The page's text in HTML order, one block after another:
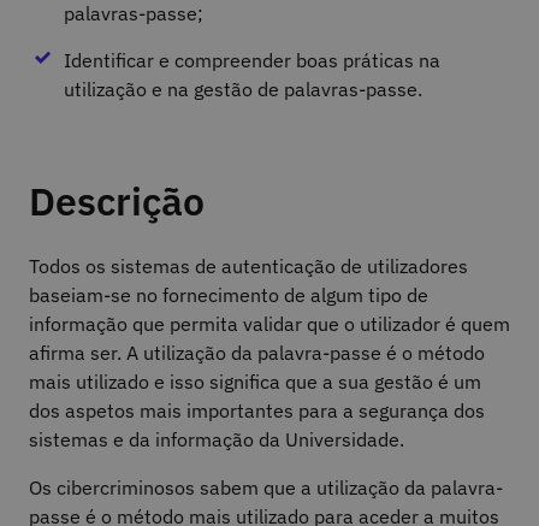
palavras-passe;
Identificar e compreender boas práticas na
utilização e na gestão de palavras-passe.
Descrição
Todos os sistemas de autenticação de utilizadores
baseiam-se no fornecimento de algum tipo de
informação que permita validar que o utilizador é quem
afirma ser. A utilização da palavra-passe é o método
mais utilizado e isso significa que a sua gestão é um
dos aspetos mais importantes para a segurança dos
sistemas e da informação da Universidade.
Os cibercriminosos sabem que a utilização da palavra-
passe é o método mais utilizado para aceder a muitos